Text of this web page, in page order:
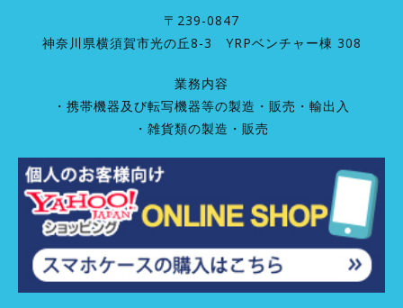
〒239-0847
神奈川県横須賀市光の丘8-3 YRPベンチャー棟 308
業務内容
・携帯機器及び転写機器等の製造・販売・輸出入
・雑貨類の製造・販売